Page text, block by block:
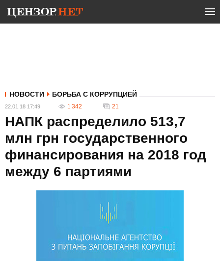
НОВОСТИ БОРЬБА С КОРРУПЦИЕЙ
22.01.18 17:49 1 342 21
НАПК распределило 513,7
млн грн государственного
финансирования на 2018 год
между 6 партиями